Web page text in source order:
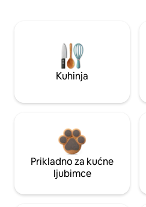
Kuhinja
Prikladno za kućne
ljubimce